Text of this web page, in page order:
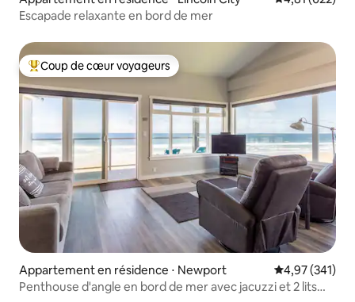
Escapade relaxante en bord de mer
Coups de cœur voyageurs les plus appréciés
Coup de cœur voyageurs
Appartement en résidence ⋅ Newport Évaluation
4,97 (341)
Penthouse d'angle en bord de mer avec jacuzzi et 2 lits